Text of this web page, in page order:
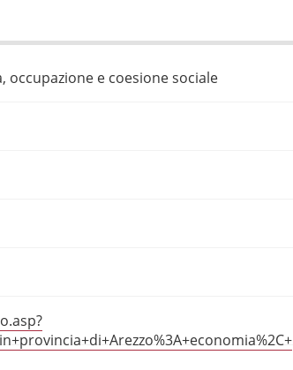
occupazione e coesione sociale